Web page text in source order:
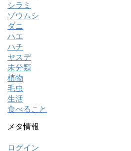
シラミ
ゾウムシ
ダニ
ハエ
ハチ
ヤスデ
未分類
植物
毛虫
生活
食べること
メタ情報
ログイン